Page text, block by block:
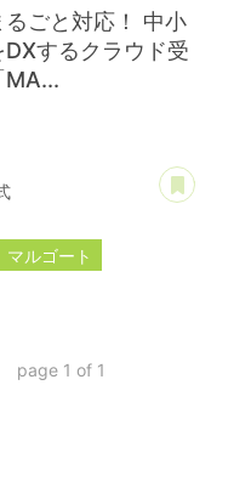
ごと対応！ 中小
するクラウド受
MA...
あとで
マルゴート
page 1 of 1